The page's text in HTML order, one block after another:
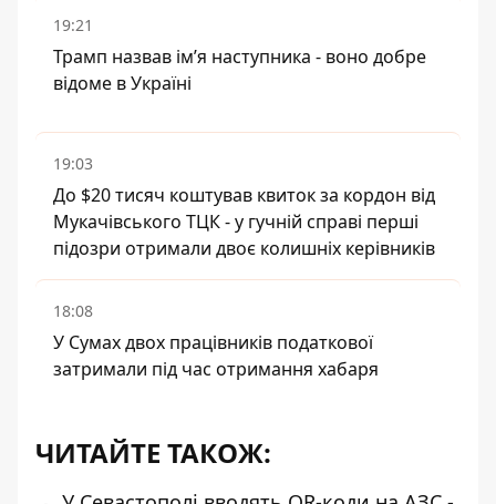
19:21
Трамп назвав імʼя наступника - воно добре
відоме в Україні
19:03
До $20 тисяч коштував квиток за кордон від
Мукачівського ТЦК - у гучній справі перші
підозри отримали двоє колишніх керівників
18:08
У Сумах двох працівників податкової
затримали під час отримання хабаря
ЧИТАЙТЕ ТАКОЖ: